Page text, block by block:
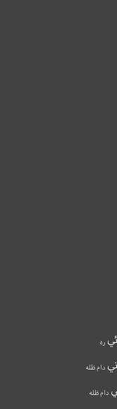
ره
دام ظله
دام ظله